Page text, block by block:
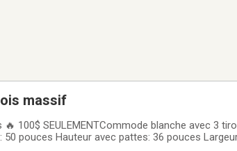
massif
100$ SEULEMENTCommode blanche avec 3
50 pouces Hauteur avec pattes: 36 pouces